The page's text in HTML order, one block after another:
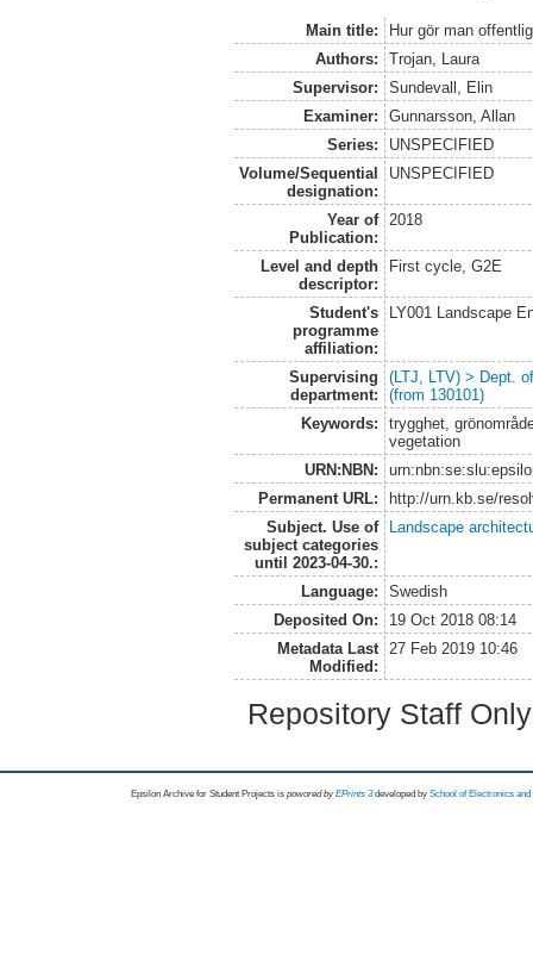
Main title:
Hur gör man
Authors:
Trojan, Laura
Supervisor:
Sundevall, Elin
Examiner:
Gunnarsson, Allan
Series:
UNSPECIFIED
Volume/Sequential
designation:
UNSPECIFIED
Year of
Publication:
2018
Level and depth
descriptor:
First cycle, G2E
Student's
programme
affiliation:
LY001 Landscape
Supervising
department:
(LTJ, LTV) > Dept.
(from 130101)
Keywords:
trygghet,
vegetation
URN:NBN:
Permanent URL:
http://urn.kb.se/
Subject. Use of
subject categories
until 2023-04-30.:
Landscape
Language:
Swedish
Deposited On:
19 Oct 2018 08:14
Metadata Last
Modified:
27 Feb 2019 10:46
Repository Staff
Epsilon Archive for Student Projects is powored byEPrints 3 developed by School of Electronics